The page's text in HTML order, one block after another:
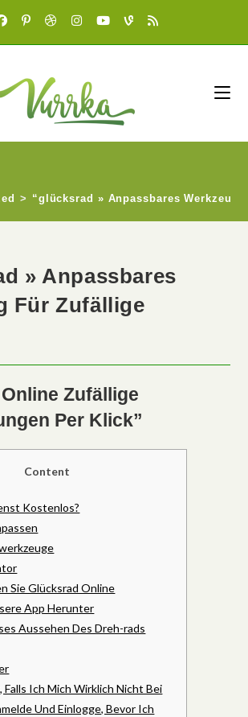
> “glücksrad » Anpassbares Werkzeug
» Anpassbares
Für Zufällige
Zufällige
Per Klick”
Content
Kostenlos?
Sie Glücksrad Online
App Herunter
Aussehen Des Dreh-rads
Falls Ich Mich Wirklich Nicht Bei
Und Einlogge, Bevor Ich